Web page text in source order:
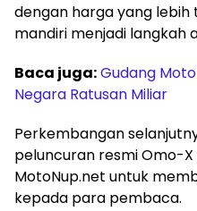
dengan harga yang lebih
mandiri menjadi langkah
Baca juga:Gudang
Negara Ratusan Miliar
Perkembangan
peluncuran resmi Omo-
MotoNup.net untuk
kepada para pembaca.